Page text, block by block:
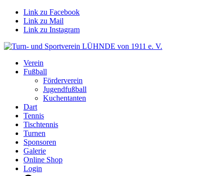
Link zu Facebook
Link zu Mail
Link zu Instagram
Verein
Fußball
Förderverein
Jugendfußball
Kuchentanten
Dart
Tennis
Tischtennis
Turnen
Sponsoren
Galerie
Online Shop
Login